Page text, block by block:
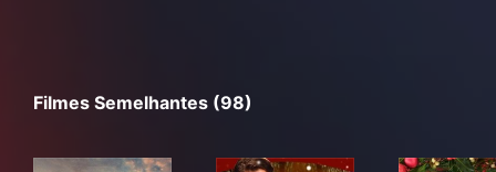
Filmes Semelhantes (98)